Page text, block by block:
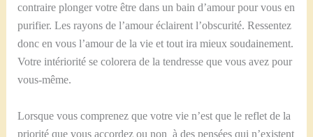
contraire plonger votre être dans un bain d’amour pour vous en
purifier. Les rayons de l’amour éclairent l’obscurité. Ressentez
donc en vous l’amour de la vie et tout ira mieux soudainement.
Votre intériorité se colorera de la tendresse que vous avez pour
vous-même.
Lorsque vous comprenez que votre vie n’est que le reflet de la
priorité que vous accordez ou non à des pensées qui n’existent